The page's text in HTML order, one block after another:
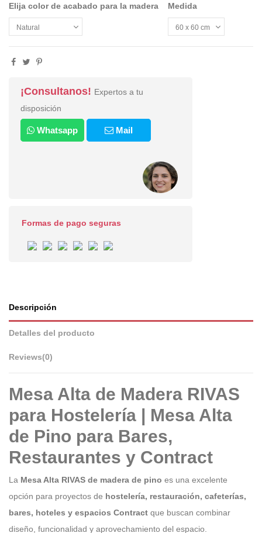
Elija color de acabado para la madera Medida
¡Consultanos! Expertos a tu
disposición
Whatsapp Mail
Formas de pago seguras
Descripción
Detalles del producto
Reviews(0)
Mesa Alta de Madera RIVAS
para Hostelería | Mesa Alta
de Pino para Bares,
Restaurantes y Contract
La Mesa Alta RIVAS de madera de pino es una excelente
opción para proyectos de hostelería, restauración, cafeterías,
bares, hoteles y espacios Contract que buscan combinar
diseño, funcionalidad y aprovechamiento del espacio.